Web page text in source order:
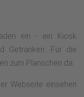
ein - ein Kiosk
Getränken. Für die
zum Planschen da.
Webseite einsehen